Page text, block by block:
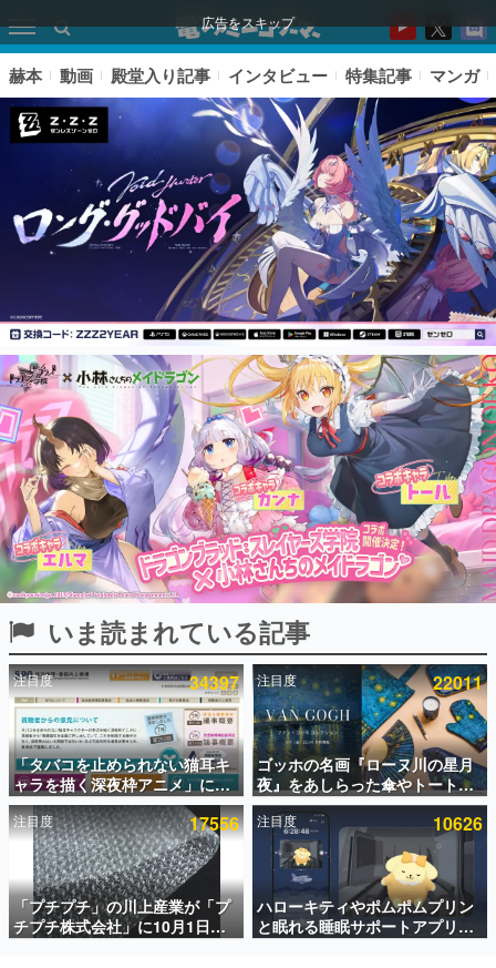
広告をスキップ
ピックアップ
電ファミのいま読まれている記事ランキング
アプリセール情報
インタビュー
連載・特集一覧
殿堂入り記事
SNS拡散数が数千以上！ ページビュー数万以上！ などな
ど。多くの人々に読まれた、電ファミ渾身の“殿堂入り”記
事をまとめました。
ゲームの企画書
名作ゲームクリエイターの方々に製作時のエピソードをお
聞きし、ヒットする企画（ゲーム）とは何か？を探ってい
きます。
赫本
この物語を解いてはいけない。『赫本』は、〈試験問題〉
の形をした短編ホラー小説集です。
新世代に訊く
これからのデジタルゲーム市場を担う若きクリエイター達
の姿を追い、彼らのルーツと情熱を探っていきます。
赫本 動画 殿堂入り記事 インタビュー 特集記事 マンガ
いま読まれている記事
注目度 34397
「タバコを止められない猫耳キ
ャラを描く深夜枠アニメ」に視
聴者の一部から批判意見。違法
薬物の使用と思わしき描写も含
めて、BPOが議論を交わす
注目度 22011
ゴッホの名画『ローヌ川の星月
夜』をあしらった傘やトートバ
ッグなどが登場。8月7日21時よ
り2日間限定で予約販売
注目度 17556
「プチプチ」の川上産業が「プ
チプチ株式会社」に10月1日よ
り社名変更へ。創業58年で初め
注目度 10626
ハローキティやポムポムプリン
と眠れる睡眠サポートアプリ
『ゆめたび』が配信中。キャラ